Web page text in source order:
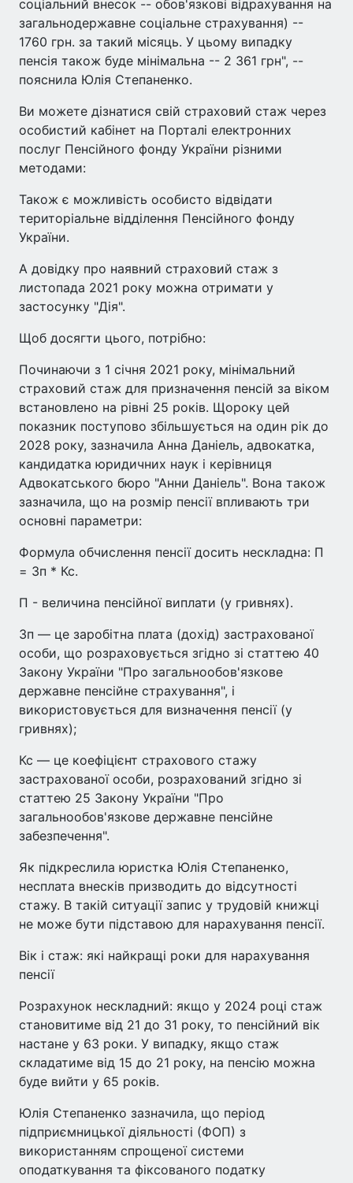
соціальний внесок -- обов'язкові відрахування на
загальнодержавне соціальне страхування) --
1760 грн. за такий місяць. У цьому випадку
пенсія також буде мінімальна -- 2 361 грн", --
пояснила Юлія Степаненко.
Ви можете дізнатися свій страховий стаж через
особистий кабінет на Порталі електронних
послуг Пенсійного фонду України різними
методами:
Також є можливість особисто відвідати
територіальне відділення Пенсійного фонду
України.
А довідку про наявний страховий стаж з
листопада 2021 року можна отримати у
застосунку "Дія".
Щоб досягти цього, потрібно:
Починаючи з 1 січня 2021 року, мінімальний
страховий стаж для призначення пенсій за віком
встановлено на рівні 25 років. Щороку цей
показник поступово збільшується на один рік до
2028 року, зазначила Анна Даніель, адвокатка,
кандидатка юридичних наук і керівниця
Адвокатського бюро "Анни Даніель". Вона також
зазначила, що на розмір пенсії впливають три
основні параметри:
Формула обчислення пенсії досить нескладна: П
= Зп * Кс.
П - величина пенсійної виплати (у гривнях).
Зп — це заробітна плата (дохід) застрахованої
особи, що розраховується згідно зі статтею 40
Закону України "Про загальнообов'язкове
державне пенсійне страхування", і
використовується для визначення пенсії (у
гривнях);
Кс — це коефіцієнт страхового стажу
застрахованої особи, розрахований згідно зі
статтею 25 Закону України "Про
загальнообов'язкове державне пенсійне
забезпечення".
Як підкреслила юристка Юлія Степаненко,
несплата внесків призводить до відсутності
стажу. В такій ситуації запис у трудовій книжці
не може бути підставою для нарахування пенсії.
Вік і стаж: які найкращі роки для нарахування
пенсії
Розрахунок нескладний: якщо у 2024 році стаж
становитиме від 21 до 31 року, то пенсійний вік
настане у 63 роки. У випадку, якщо стаж
складатиме від 15 до 21 року, на пенсію можна
буде вийти у 65 років.
Юлія Степаненко зазначила, що період
підприємницької діяльності (ФОП) з
використанням спрощеної системи
оподаткування та фіксованого податку